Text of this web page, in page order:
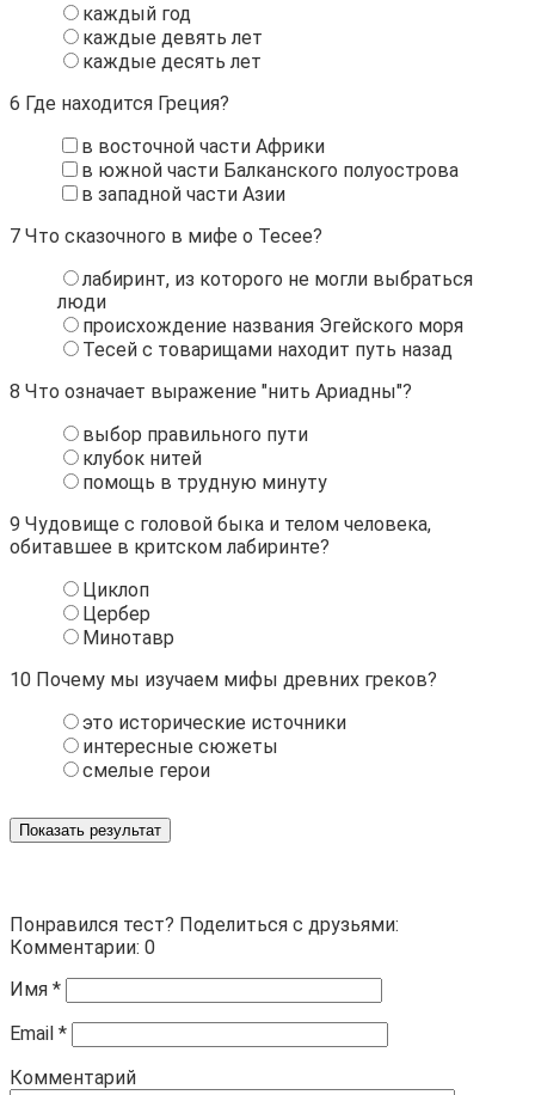
каждый год
каждые девять лет
каждые десять лет
6 Где находится Греция?
в восточной части Африки
в южной части Балканского полуострова
в западной части Азии
7 Что сказочного в мифе о Тесее?
лабиринт, из которого не могли выбраться
люди
происхождение названия Эгейского моря
Тесей с товарищами находит путь назад
8 Что означает выражение "нить Ариадны"?
выбор правильного пути
клубок нитей
помощь в трудную минуту
9 Чудовище с головой быка и телом человека,
обитавшее в критском лабиринте?
Циклоп
Цербер
Минотавр
10 Почему мы изучаем мифы древних греков?
это исторические источники
интересные сюжеты
смелые герои
Показать результат
Понравился тест? Поделиться с друзьями:
Комментарии: 0
Имя *
Email *
Комментарий